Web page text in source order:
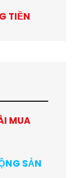
TIỀN
MUA
SẢN